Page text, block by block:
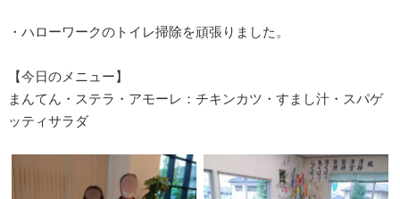
・ハローワークのトイレ掃除を頑張りました。
【今日のメニュー】
まんてん・ステラ・アモーレ：チキンカツ・すまし汁・スパゲ
ッティサラダ